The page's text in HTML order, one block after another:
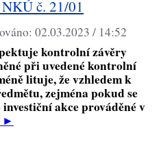
č. 21/01
02.03.2023 / 14:52
kontrolní závěry
při uvedené kontrolní
lituje, že vzhledem k
zejména pokud se
akce prováděné v